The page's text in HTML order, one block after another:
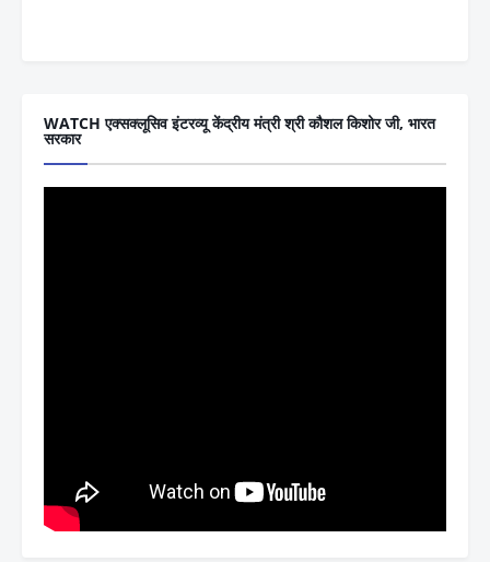
WATCH एक्सक्लूसिव इंटरव्यू केंद्रीय मंत्री श्री कौशल किशोर जी, भारत
सरकार